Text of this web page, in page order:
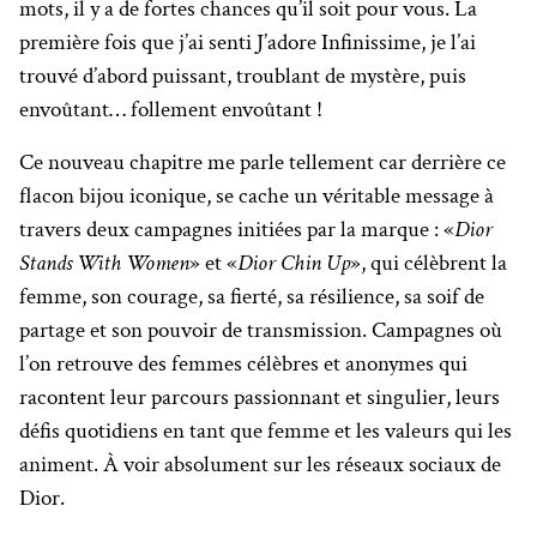
mots, il y a de fortes chances qu’il soit pour vous. La
première fois que j’ai senti J’adore Infinissime, je l’ai
trouvé d’abord puissant, troublant de mystère, puis
envoûtant… follement envoûtant !
Ce nouveau chapitre me parle tellement car derrière ce
flacon bijou iconique, se cache un véritable message à
travers deux campagnes initiées par la marque : «Dior
Stands With Women» et «Dior Chin Up», qui célèbrent la
femme, son courage, sa fierté, sa résilience, sa soif de
partage et son pouvoir de transmission. Campagnes où
l’on retrouve des femmes célèbres et anonymes qui
racontent leur parcours passionnant et singulier, leurs
défis quotidiens en tant que femme et les valeurs qui les
animent. À voir absolument sur les réseaux sociaux de
Dior.